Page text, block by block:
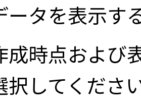
ータを表示す
成時点および
択してくださ